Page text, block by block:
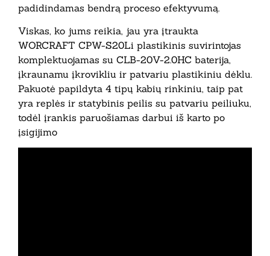
padidindamas bendrą proceso efektyvumą.
Viskas, ko jums reikia, jau yra įtraukta
WORCRAFT CPW-S20Li plastikinis suvirintojas
komplektuojamas su CLB-20V-2.0HC baterija,
įkraunamu įkrovikliu ir patvariu plastikiniu dėklu.
Pakuotė papildyta 4 tipų kabių rinkiniu, taip pat
yra replės ir statybinis peilis su patvariu peiliuku,
todėl įrankis paruošiamas darbui iš karto po
įsigijimo